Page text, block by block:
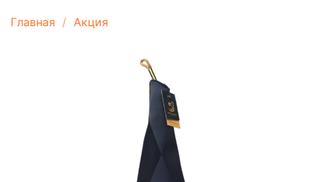
Главная Акция